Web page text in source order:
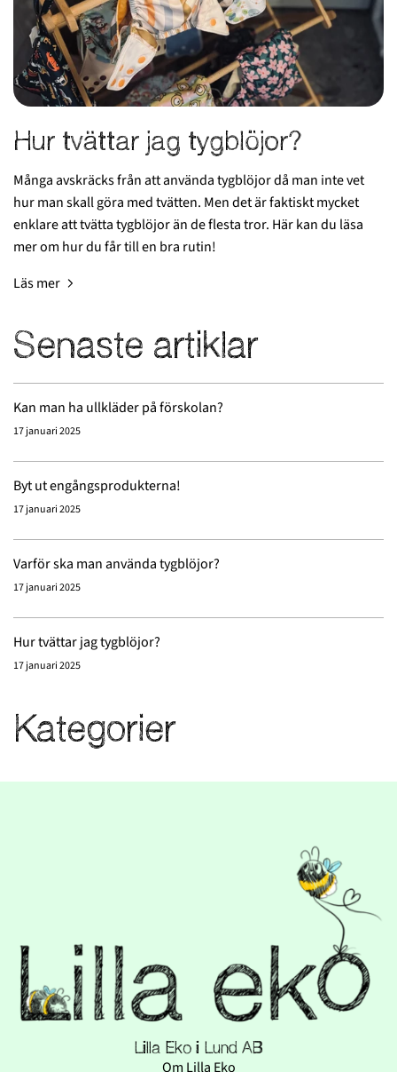
Hur tvättar jag tygblöjor?
Många avskräcks från att använda tygblöjor då man inte vet
hur man skall göra med tvätten. Men det är faktiskt mycket
enklare att tvätta tygblöjor än de flesta tror. Här kan du läsa
mer om hur du får till en bra rutin!
Läs mer
Senaste artiklar
Kan man ha ullkläder på förskolan?
17 januari 2025
Byt ut engångsprodukterna!
17 januari 2025
Varför ska man använda tygblöjor?
17 januari 2025
Hur tvättar jag tygblöjor?
17 januari 2025
Kategorier
Lilla Eko i Lund AB
Om Lilla Eko